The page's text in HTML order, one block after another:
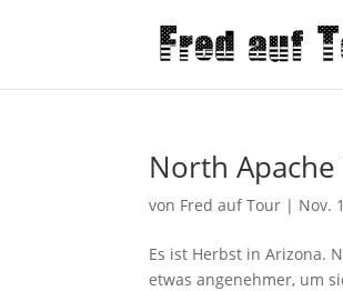
North Apache
von Fred auf Tour | Nov.
Es ist Herbst in Arizona.
etwas angenehmer, um